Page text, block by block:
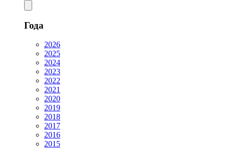
Года
2026
2025
2024
2023
2022
2021
2020
2019
2018
2017
2016
2015